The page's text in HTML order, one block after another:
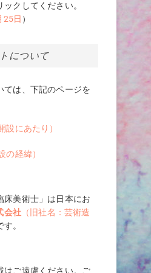
クしてください。
25日 ）
について
ては、下記のページを
設にあたり）
の経緯）
床美術士」は日本にお
会社 （旧社名：芸術造
。
はご遠慮ください。ご